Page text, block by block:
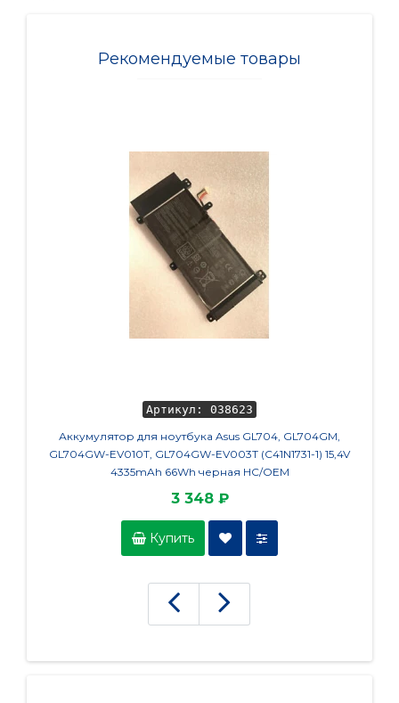
Рекомендуемые товары
Артикул: 038623
Аккумулятор для ноутбука Asus GL704, GL704GM,
GL704GW-EV010T, GL704GW-EV003T (C41N1731-1) 15,4V
4335mAh 66Wh черная HC/OEM
3 348 ₽
Купить